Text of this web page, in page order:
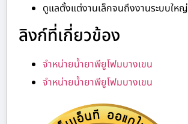
ดูแลตั้งแต่งานเล็กจนถึงงานระบบใหญ่
ลิงก์ที่เกี่ยวข้อง
จำหน่ายน้ำยาพียูโฟมบางเขน
จำหน่ายน้ำยาพียูโฟมบางเขน